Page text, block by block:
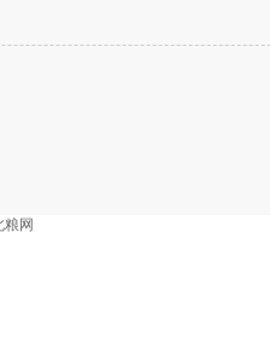
粮网